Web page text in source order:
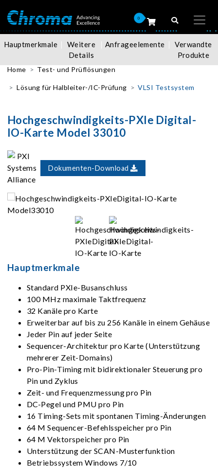
0
Hauptmerkmale
Weitere
Details
Anfrageelemente
Verwandte
Produkte
Home Test- und Prüflösungen
Lösung für Halbleiter-/IC-Prüfung VLSI Testsystem
Hochgeschwindigkeits-PXIe Digital-
IO-Karte Model 33010
Dokumenten-Download
Hauptmerkmale
Standard PXIe-Busanschluss
100 MHz maximale Taktfrequenz
32 Kanäle pro Karte
Erweiterbar auf bis zu 256 Kanäle in einem Gehäuse
Jeder Pin auf jeder Seite
Sequencer-Architektur pro Karte (Unterstützung
mehrerer Zeit-Domains)
Pro-Pin-Timing mit bidirektionaler Steuerung pro
Pin und Zyklus
Zeit- und Frequenzmessung pro Pin
DC-Pegel und PMU pro Pin
16 Timing-Sets mit spontanen Timing-Änderungen
64 M Sequencer-Befehlsspeicher pro Pin
64 M Vektorspeicher pro Pin
Unterstützung der SCAN-Musterfunktion
Betriebssystem Windows 7/10